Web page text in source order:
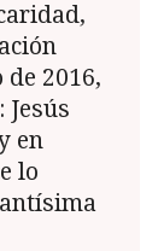
2016,
en
lo